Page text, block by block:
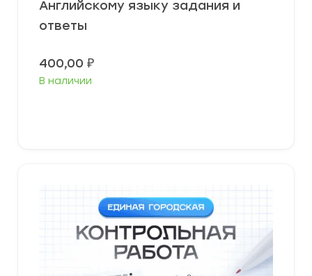
Английскому языку задания и
ответы
400,00 ₽
В наличии